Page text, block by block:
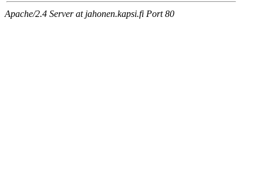
Apache/2.4 Server at jahonen.kapsi.fi Port 80